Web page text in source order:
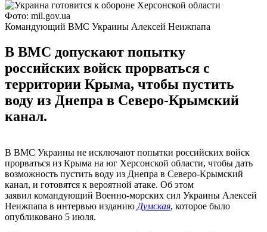
Фото: mil.gov.ua
Командующий ВМС Украины Алексей Неижпапа
В ВМС допускают попытку
российских войск прорваться с
территории Крыма, чтобы пустить
воду из Днепра в Северо-Крымский
канал.
В ВМС Украины не исключают попытки российских войск
прорваться из Крыма на юг Херсонской области, чтобы дать
возможность пустить воду из Днепра в Северо-Крымский
канал, и готовятся к вероятной атаке. Об этом
заявил командующий Военно-морских сил Украины Алексей
Неижпапа в интервью изданию Думская, которое было
опубликовано 5 июля.